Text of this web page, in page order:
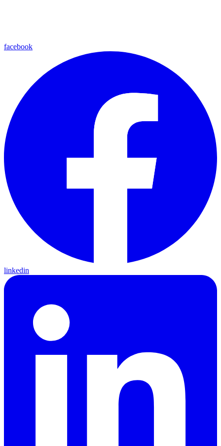
facebook
linkedin